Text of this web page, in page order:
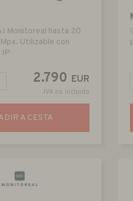
Monitoreal hasta 20
Utilizable con
IP
2.790 EUR
IVA no incluido
A CESTA